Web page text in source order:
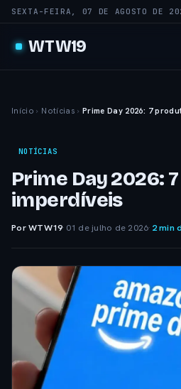
SEXTA-FEIRA, 07 DE AGOSTO DE
WTW19
Início › Notícias › Prime Day 2026: 7
NOTÍCIAS
Prime Day 2026:
imperdíveis
Por WTW19· 01 de julho de 2026· 2 min